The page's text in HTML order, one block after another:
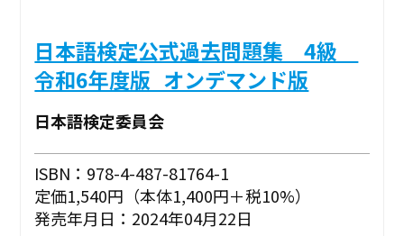
日本語検定公式過去問題集 4級
令和6年度版_オンデマンド版
日本語検定委員会
ISBN：978-4-487-81764-1
定価1,540円（本体1,400円＋税10%）
発売年月日：2024年04月22日